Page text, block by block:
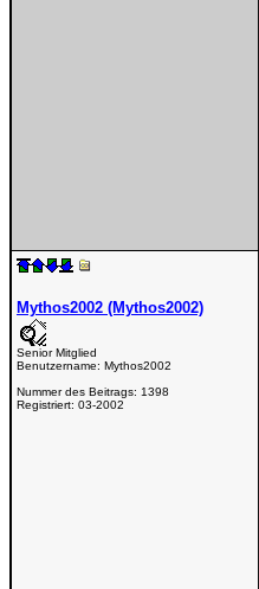
Mythos2002 (Mythos2002)
Senior Mitglied
Benutzername: Mythos2002
Nummer des Beitrags: 1398
Registriert: 03-2002